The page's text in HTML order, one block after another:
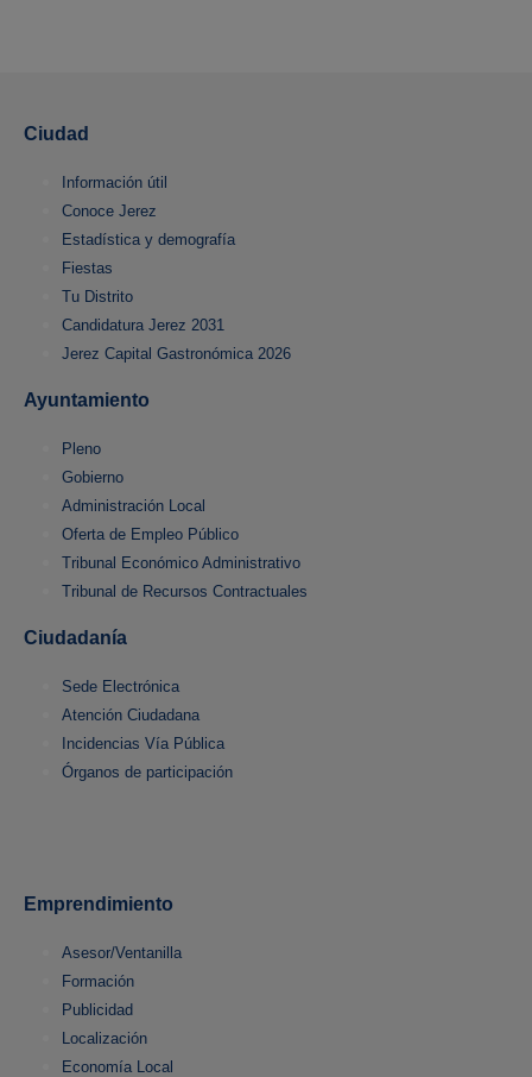
Ciudad
Información útil
Conoce Jerez
Estadística y demografía
Fiestas
Tu Distrito
Candidatura Jerez 2031
Jerez Capital Gastronómica 2026
Ayuntamiento
Pleno
Gobierno
Administración Local
Oferta de Empleo Público
Tribunal Económico Administrativo
Tribunal de Recursos Contractuales
Ciudadanía
Sede Electrónica
Atención Ciudadana
Incidencias Vía Pública
Órganos de participación
Emprendimiento
Asesor/Ventanilla
Formación
Publicidad
Localización
Economía Local